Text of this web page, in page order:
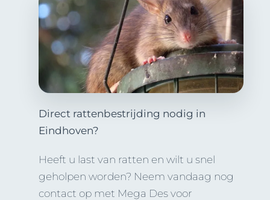
Direct rattenbestrijding nodig in
Eindhoven?
Heeft u last van ratten en wilt u snel
geholpen worden? Neem vandaag nog
contact op met Mega Des voor